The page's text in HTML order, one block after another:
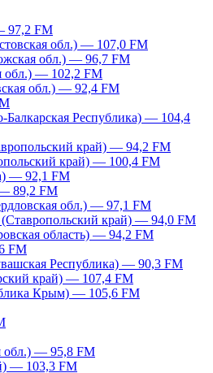
97,2 FM
обл.) — 107,0 FM
обл.) — 96,7 FM
обл.) — 102,2 FM
обл.) — 92,4 FM
Балкарская Республика) — 104,4
край) — 94,2 FM
край) — 100,4 FM
— 92,1 FM
89,2 FM
обл.) — 97,1 FM
(Ставропольский край) — 94,0 FM
область) — 94,2 FM
FM
Республика) — 90,3 FM
край) — 107,4 FM
Крым) — 105,6 FM
обл.) — 95,8 FM
— 103,3 FM